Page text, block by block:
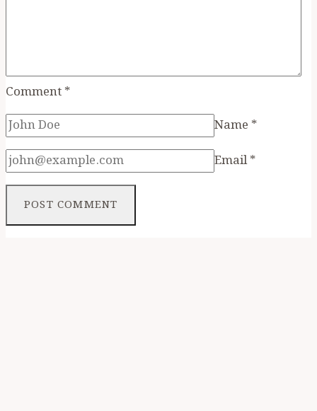
Comment*
Name *
Email*